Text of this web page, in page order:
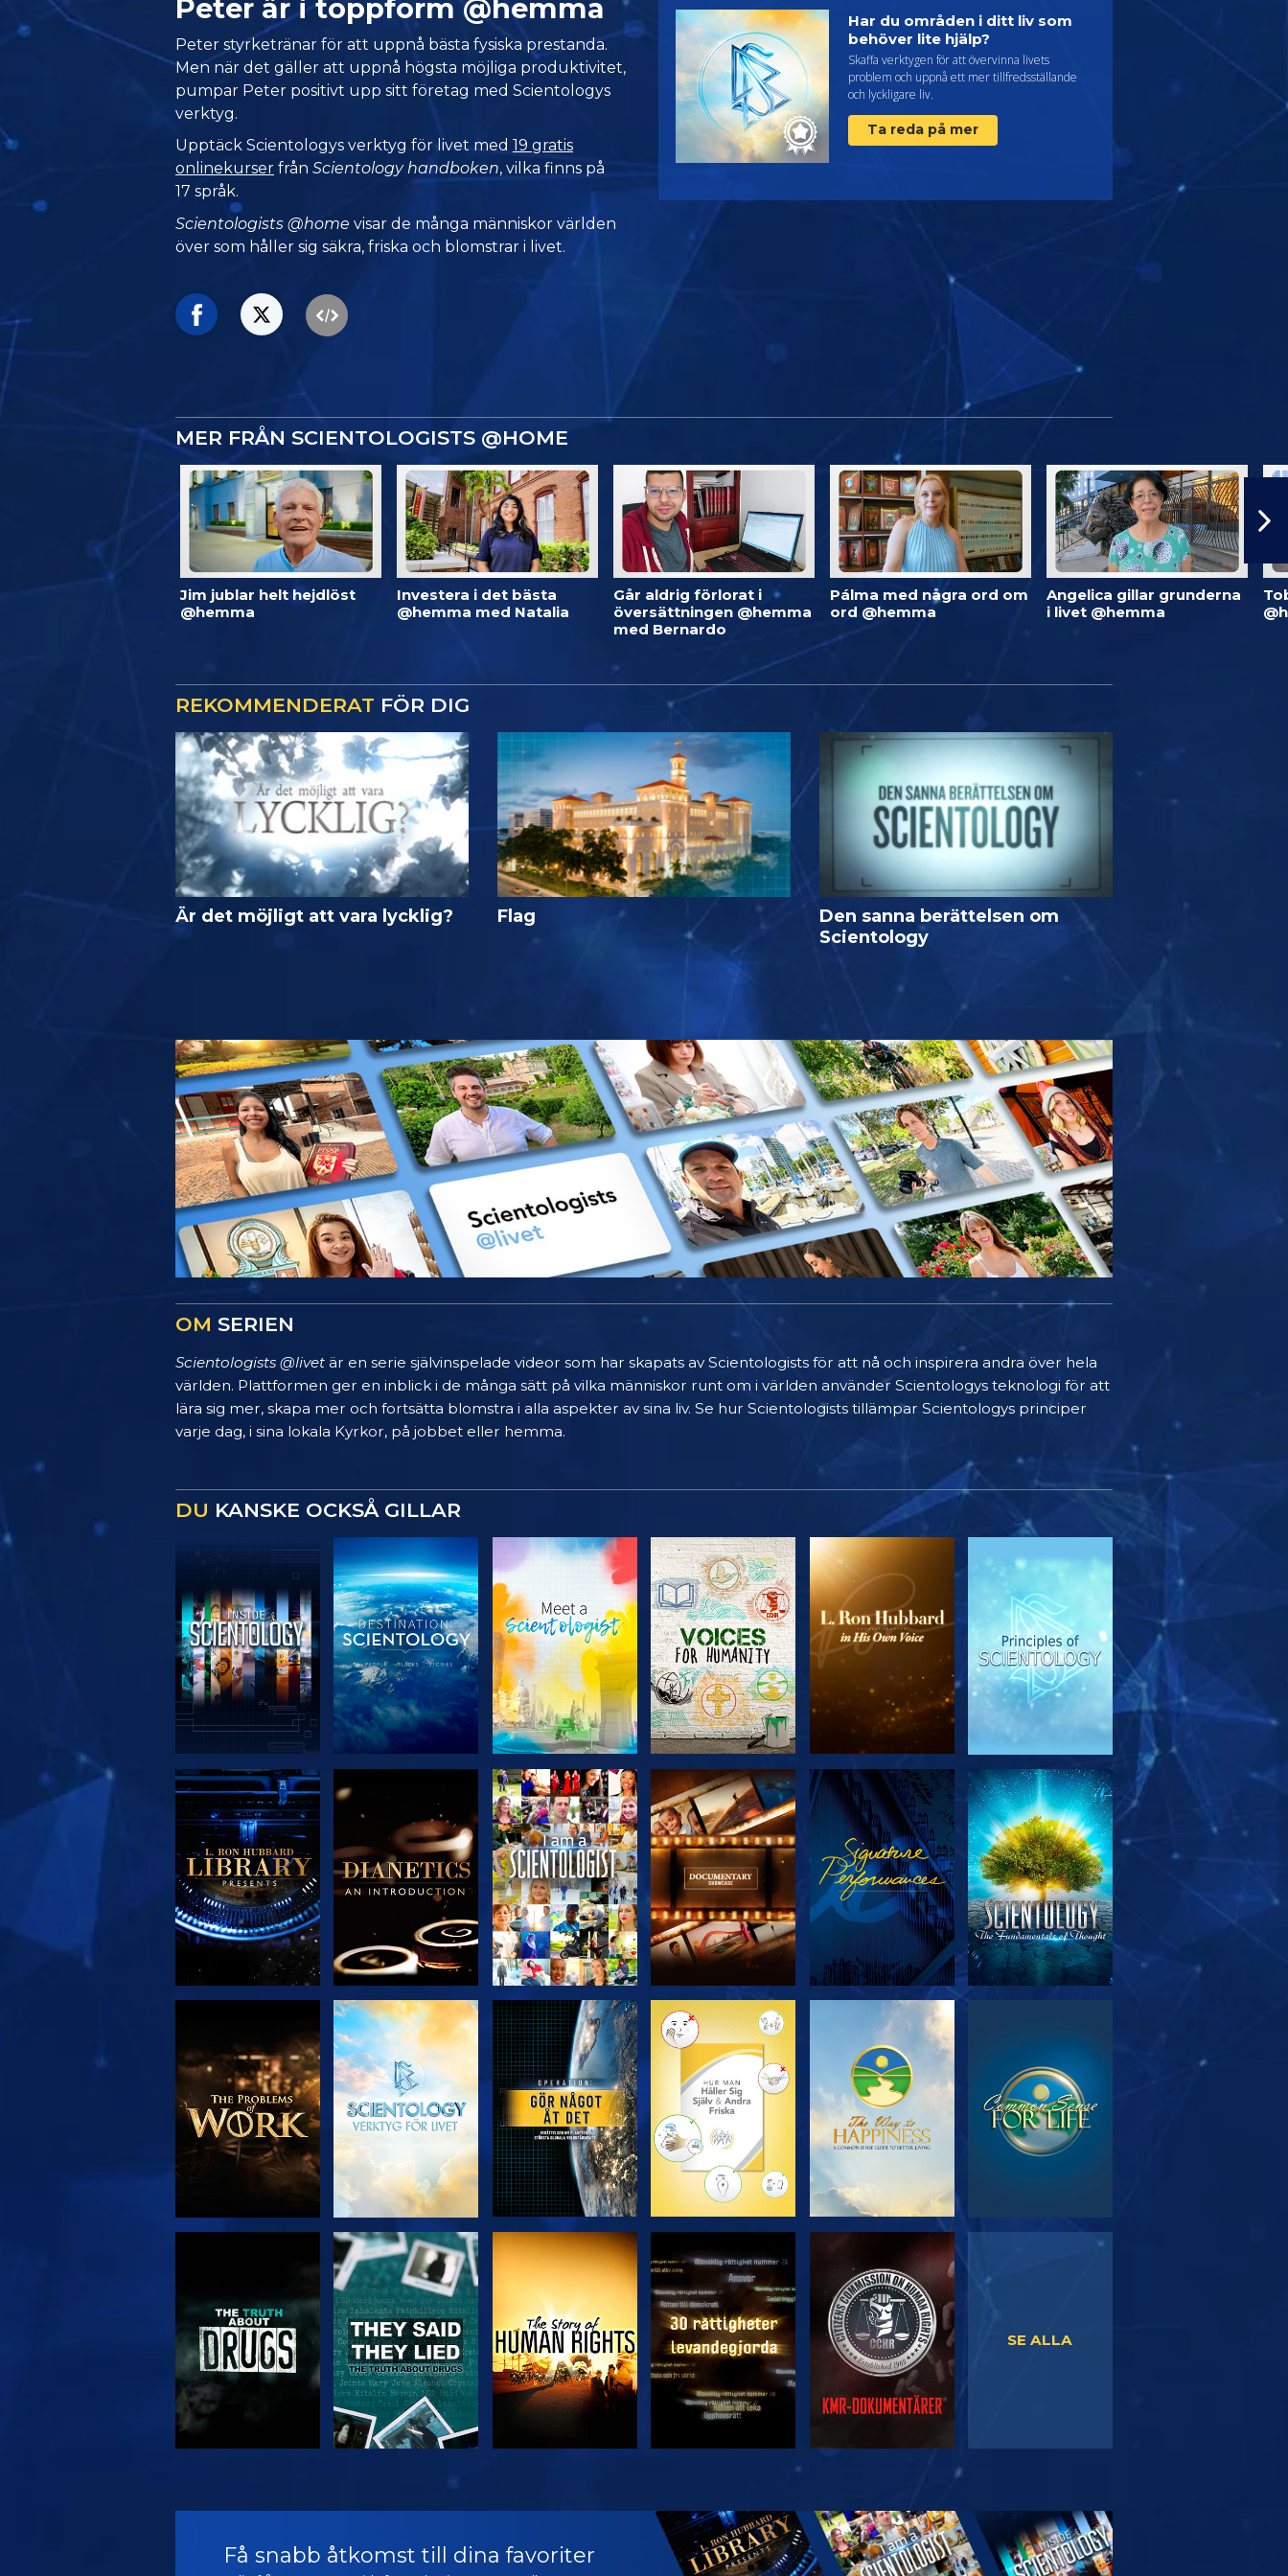
Peter är i toppform @hemma
Peter styrketränar för att uppnå bästa fysiska prestanda.
Men när det gäller att uppnå högsta möjliga produktivitet,
pumpar Peter positivt upp sitt företag med Scientologys
verktyg.
Upptäck Scientologys verktyg för livet med19 gratis
onlinekurser frånScientology handboken, vilka finns på
17 språk.
Scientologists @home visar de många människor världen
över som håller sig säkra, friska och blomstrar i livet.
Har du områden i ditt liv som
behöver lite hjälp?
Skaffa verktygen för att övervinna livets
problem och uppnå ett mer tillfredsställande
och lyckligare liv.
Ta reda på mer
MER FRÅN SCIENTOLOGISTS @HOME
Jim jublar helt hejdlöst
@hemma
Investera i det bästa
@hemma med Natalia
Går aldrig förlorat i
översättningen @hemma
med Bernardo
Pálma med några ord om
ord @hemma
Angelica gillar grunderna
i livet @hemma
REKOMMENDERAT FÖR DIG
Är det möjligt att vara lycklig? Flag
Den sanna berättelsen om
Scientology
OM SERIEN
Scientologists @livet är en serie självinspelade videor som har skapats av Scientologists för att nå och inspirera andra över hela
världen. Plattformen ger en inblick i de många sätt på vilka människor runt om i världen använder Scientologys teknologi för att
lära sig mer, skapa mer och fortsätta blomstra i alla aspekter av sina liv. Se hur Scientologists tillämpar Scientologys principer
varje dag, i sina lokala Kyrkor, på jobbet eller hemma.
DU KANSKE OCKSÅ GILLAR
UTFORSKA
SERIEN
UTFORSKA
SERIEN
UTFORSKA
SERIEN
UTFORSKA
SERIEN
UTFORSKA
SERIEN
TITTA
UTFORSKA
SERIEN
TITTA
UTFORSKA
SERIEN
UTFORSKA
SERIEN
UTFORSKA
SERIEN
TITTA TITTA TITTA TITTA
TITTA
UTFORSKA
SERIEN
SE ALLA
Få snabb åtkomst till dina favoriter